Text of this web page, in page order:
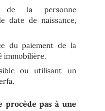
de la personne
date de naissance,
du paiement de la
immobilière.
ou utilisant un
procède pas à une